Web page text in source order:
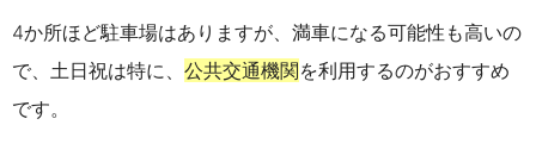
4か所ほど駐車場はありますが、満車になる可能性も高いの
で、土日祝は特に、 公共交通機関を利用するのがおすすめ
です。